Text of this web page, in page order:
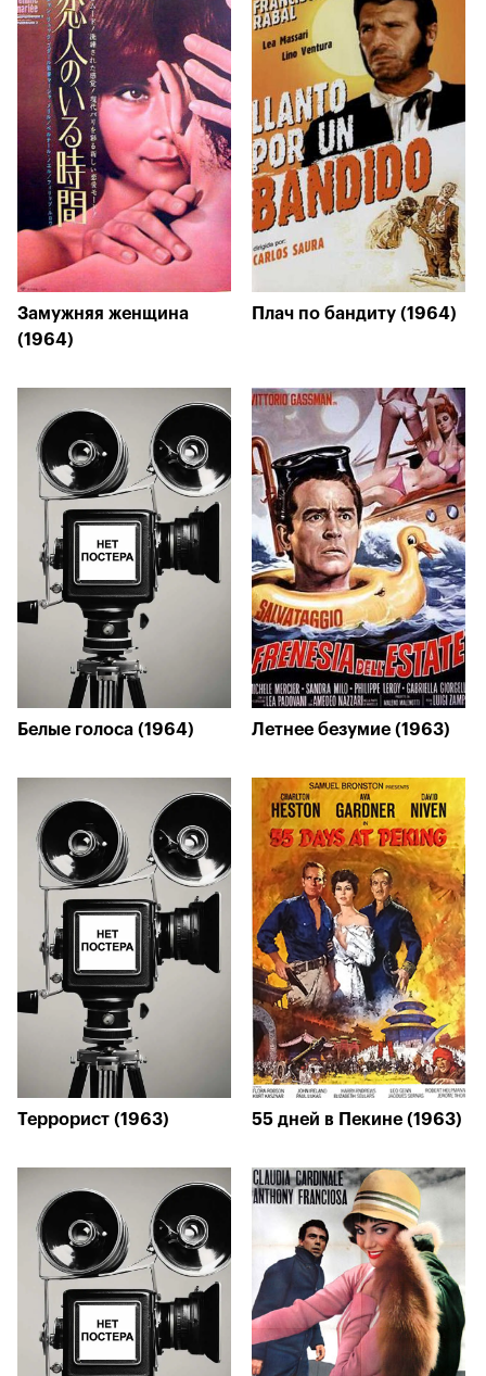
Замужняя женщина
(1964)
Плач по бандиту (1964)
Белые голоса (1964) Летнее безумие (1963)
Террорист (1963) 55 дней в Пекине (1963)